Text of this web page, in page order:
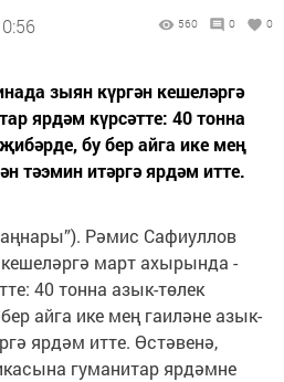
560 0 0
зыян күргән кешеләргә
ярдәм күрсәтте: 40 ­тонна
бу бер айга ике мең
тәэмин итәргә ярдәм итте.
Рәмис Сафиуллов
март ахырында
40 ­тонна азык-төлек
айга ике мең гаиләне азык-
ярдәм итте. Өстәвенә,
гуманитар ярдәмне